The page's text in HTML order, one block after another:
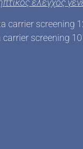
έλεγχος
carrier screening
carrier screening